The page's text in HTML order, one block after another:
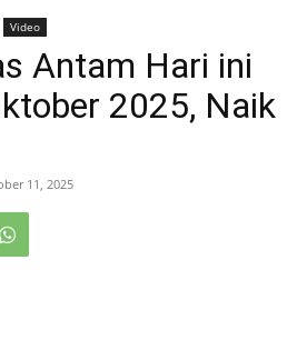
Video
Antam Hari ini
2025, Naik
11, 2025